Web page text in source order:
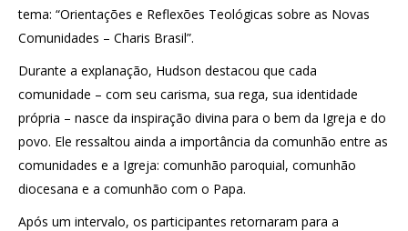
tema: “Orientações e Reflexões Teológicas sobre as Novas
Comunidades – Charis Brasil”.
Durante a explanação, Hudson destacou que cada
comunidade – com seu carisma, sua rega, sua identidade
própria – nasce da inspiração divina para o bem da Igreja e do
povo. Ele ressaltou ainda a importância da comunhão entre as
comunidades e a Igreja: comunhão paroquial, comunhão
diocesana e a comunhão com o Papa.
Após um intervalo, os participantes retornaram para a